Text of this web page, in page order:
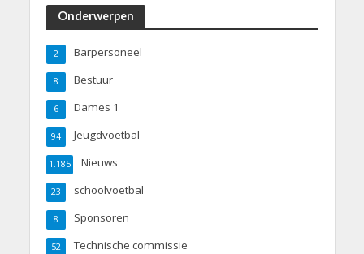
Onderwerpen
Barpersoneel
2
Bestuur
8
Dames 1
6
Jeugdvoetbal
94
Nieuws
1.185
schoolvoetbal
23
Sponsoren
8
Technische commissie
52